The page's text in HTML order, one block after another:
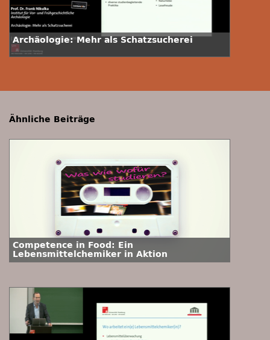
Archäologie: Mehr als Schatzsucherei
Ähnliche Beiträge
Competence in Food: Ein
Lebensmittelchemiker in Aktion